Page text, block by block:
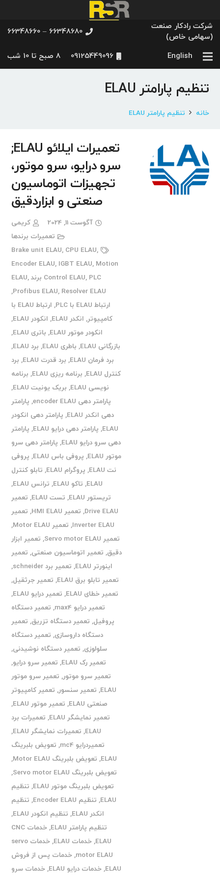
شرکت رادکار صنعت
(سهامی خاص)
66348680 – 66348660
English
09125449096 8 صبح تا 10 شب
تنظیم پارامتر ELAU
خانه تنظیم پارامتر ELAU
تعمیرات ایلائو ELAU;
سرو درایو، سرو موتور،
تجهیزات اتوماسیون
صنعتی و ابزاردقیق
آگوست 11, 2024
کریمی
تعمیرات برندها
Brake unit ELAU, CPU ELAU,
Encoder ELAU, IGBT ELAU, Motion
Control ELAU, PLC برند ELAU
,
Profibus ELAU, Resolver ELAU
,
ارتباط ELAU با PLC
,
ارتباط ELAU با
کامپیوتر, انکدر ELAU , انکودر ELAU
,
انکودر موتور ELAU
, باتری ELAU
,
بازرگانی ELAU
, باطری ELAU , برد ELAU
,
برد فرمان ELAU
, برد قدرت ELAU , برد
کنترل ELAU
, برنامه ریزی ELAU , برنامه
نویسی ELAU
, بریک یونیت ELAU
,
پارامتر دهی encoder ELAU
, پارامتر
دهی انکدر ELAU
, پارامتر دهی انکودر
ELAU
, پارامتر دهی درایو ELAU , پارامتر
دهی سرو درایو ELAU
, پارامتر دهی سرو
موتور ELAU
, پروفی باس ELAU , پروفی
نت ELAU
, پروگرام ELAU , تابلو کنترل
ELAU
, تاکو ELAU , ترانس ELAU
,
تریستور ELAU
, تست ELAU , تعمیر
Drive ELAU
, تعمیر HMI ELAU , تعمیر
Inverter ELAU
, تعمیر Motor ELAU
,
تعمیر Servo motor ELAU
, تعمیر ابزار
دقیق, تعمیر اتوماسیون صنعتی, تعمیر
اینورتر ELAU
, تعمیر برد schneider
,
تعمیر تابلو برق ELAU
, تعمیر جرثقیل,
تعمیر خطای ELAU
, تعمیر درایو ELAU
,
تعمیر درایو max4
, تعمیر دستگاه
پروفیل, تعمیر دستگاه تزریق, تعمیر
دستگاه داروسازی, تعمیر دستگاه
سلولوزی, تعمیر دستگاه نوشیدنی,
تعمیر رک ELAU
, تعمیر سرو درایو,
تعمیر سرو موتور, تعمیر سرو موتور
ELAU
, تعمیر سنسور, تعمیر کامپیوتر
صنعتی ELAU
, تعمیر موتور ELAU
,
تعمیر نمایشگر ELAU
, تعمیرات برد
ELAU
, تعمیرات نمایشگر ELAU
,
تعمیردرایو mc4
, تعویض بلبرینگ
ELAU
, تعویض بلبرینگ Motor ELAU
,
تعویض بلبرینگ Servo motor ELAU
,
تعویض بلبرینگ موتور ELAU
, تنظیم
ELAU
, تنظیم Encoder ELAU , تنظیم
انکدر ELAU
, تنظیم انکودر ELAU
,
تنظیم پارامتر ELAU
,
خدمات CNC
ELAU
,خدمات ELAU ,
خدمات servo
motor ELAU
,خدمات پس از فروش
ELAU
,خدمات درایو ELAU ,خدمات سرو